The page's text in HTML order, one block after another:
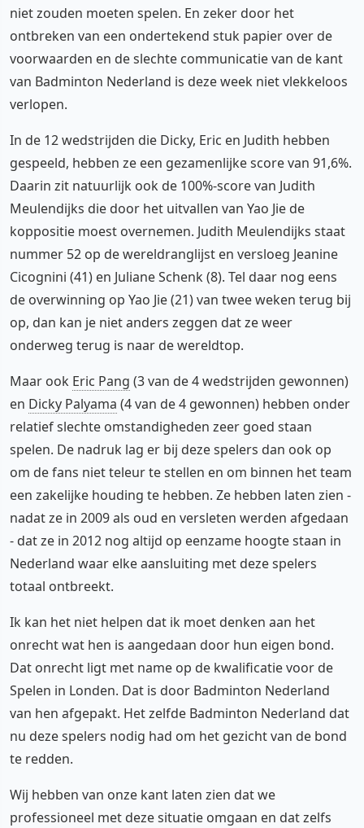
niet zouden moeten spelen. En zeker door het
ontbreken van een ondertekend stuk papier over de
voorwaarden en de slechte communicatie van de kant
van Badminton Nederland is deze week niet vlekkeloos
verlopen.
In de 12 wedstrijden die Dicky, Eric en Judith hebben
gespeeld, hebben ze een gezamenlijke score van 91,6%.
Daarin zit natuurlijk ook de 100%-score van Judith
Meulendijks die door het uitvallen van Yao Jie de
koppositie moest overnemen. Judith Meulendijks staat
nummer 52 op de wereldranglijst en versloeg Jeanine
Cicognini (41) en Juliane Schenk (8). Tel daar nog eens
de overwinning op Yao Jie (21) van twee weken terug bij
op, dan kan je niet anders zeggen dat ze weer
onderweg terug is naar de wereldtop.
Maar ook Eric Pang (3 van de 4 wedstrijden gewonnen)
en Dicky Palyama (4 van de 4 gewonnen) hebben onder
relatief slechte omstandigheden zeer goed staan
spelen. De nadruk lag er bij deze spelers dan ook op
om de fans niet teleur te stellen en om binnen het team
een zakelijke houding te hebben. Ze hebben laten zien -
nadat ze in 2009 als oud en versleten werden afgedaan
- dat ze in 2012 nog altijd op eenzame hoogte staan in
Nederland waar elke aansluiting met deze spelers
totaal ontbreekt.
Ik kan het niet helpen dat ik moet denken aan het
onrecht wat hen is aangedaan door hun eigen bond.
Dat onrecht ligt met name op de kwalificatie voor de
Spelen in Londen. Dat is door Badminton Nederland
van hen afgepakt. Het zelfde Badminton Nederland dat
nu deze spelers nodig had om het gezicht van de bond
te redden.
Wij hebben van onze kant laten zien dat we
professioneel met deze situatie omgaan en dat zelfs